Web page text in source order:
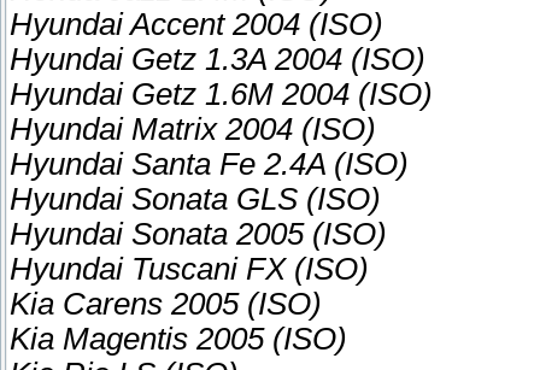
Hyundai Accent 2004 (ISO)
Hyundai Getz 1.3A 2004 (ISO)
Hyundai Getz 1.6M 2004 (ISO)
Hyundai Matrix 2004 (ISO)
Hyundai Santa Fe 2.4A (ISO)
Hyundai Sonata GLS (ISO)
Hyundai Sonata 2005 (ISO)
Hyundai Tuscani FX (ISO)
Kia Carens 2005 (ISO)
Kia Magentis 2005 (ISO)